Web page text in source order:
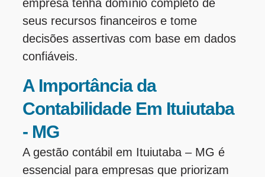
empresa tenha domínio completo de
seus recursos financeiros e tome
decisões assertivas com base em dados
confiáveis.
A Importância da
Contabilidade Em Ituiutaba
- MG
A gestão contábil em Ituiutaba – MG é
essencial para empresas que priorizam